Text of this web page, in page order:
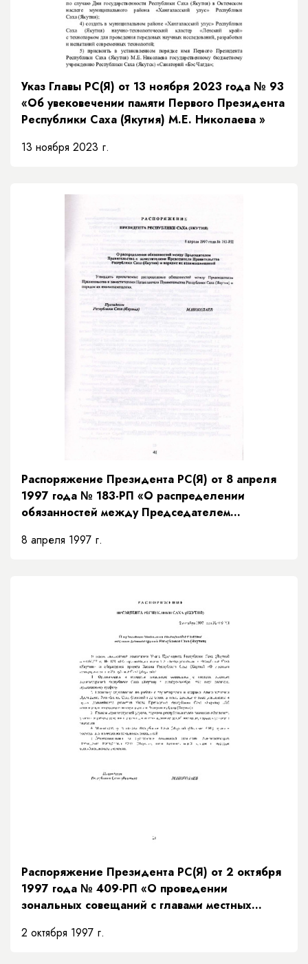
Указ Главы РС(Я) от 13 ноября 2023 года № 93
«Об увековечении памяти Первого Президента
Республики Саха (Якутия) М.Е. Николаева »
13 ноября 2023 г.
Распоряжение Президента РС(Я) от 8 апреля
1997 года № 183-РП «О распределении
обязанностей между Председателем
Правительства Республики Саха (Якутия) и
8 апреля 1997 г.
Распоряжение Президента РС(Я) от 2 октября
1997 года № 409-РП «О проведении
зональных совещаний с главами местных
2 октября 1997 г.